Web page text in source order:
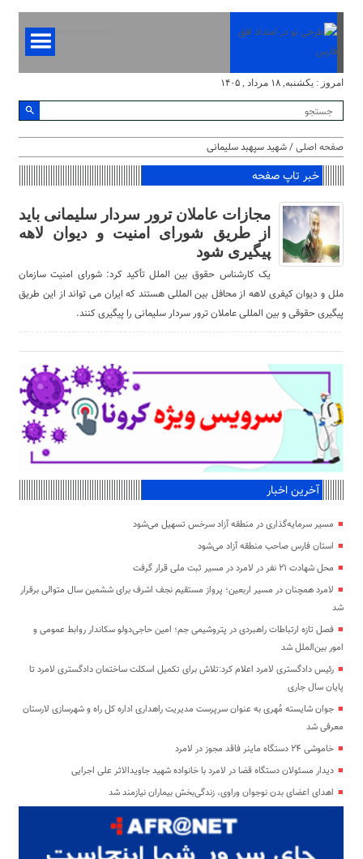
امروز : یکشنبه, ۱۸ مرداد , ۱۴۰۵
صفحه اصلی/ شهید سپهبد سلیمانی
خبر تاپ صفحه
مجازات عاملان ترور سردار سلیمانی باید
از طریق شورای امنیت و دیوان لاهه
پیگیری شود
یک کارشناس حقوق بین الملل تأکید کرد: شورای امنیت سازمان
ملل و دیوان کیفری لاهه از محافل بین المللی هستند که ایران می تواند از این طریق
پیگیری حقوقی و بین المللی عاملان ترور سردار سلیمانی را پیگیری کنند.
آخرین اخبار
مسیر سرمایه‌گذاری در منطقه آزاد سرخس تسهیل می‌شود
استان فارس صاحب منطقه آزاد می‌شود
محل شهادت ۲۱ نفر در لامرد در مسیر ثبت ملی قرار گرفت
لامرد همچنان در مسیر اربعین؛ پرواز مستقیم نجف اشرف برای ششمین سال متوالی برقرار
شد
فصل تازه ارتباطات راهبردی در پتروشیمی جم؛ امین حاجی‌دولو سکاندار روابط عمومی و
امور بین‌الملل شد
رئیس دادگستری لامرد اعلام کرد:تلاش برای تکمیل اسکلت ساختمان دادگستری لامرد تا
پایان سال جاری
جوان شایسته مُهری به عنوان سرپرست مدیریت راهداری اداره کل راه و شهرسازی لارستان
معرفی شد
خاموشی ۲۴ دستگاه ماینر فاقد مجوز در لامرد
دیدار مسئولان دستگاه قضا در لامرد با خانواده شهید جاویدالاثر علی اجرایی
اهدای اعضای بدن نوجوان وراوی، زندگی‌بخش بیماران نیازمند شد